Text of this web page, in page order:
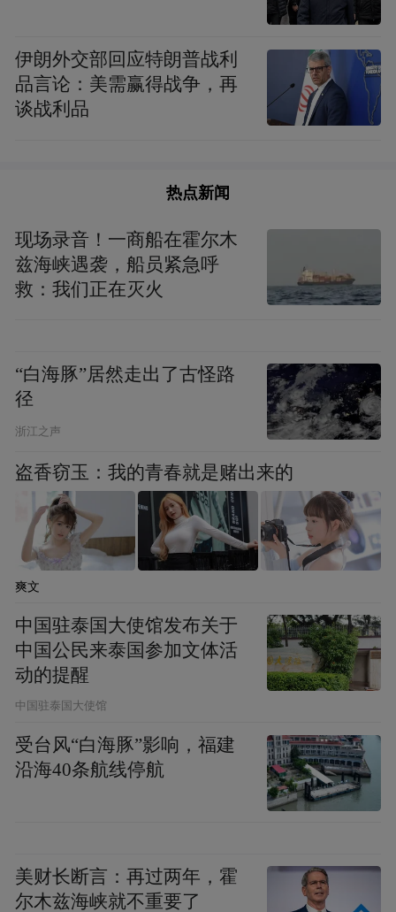
惠生种苗基地的标准化钓池边，一场激情四
溢的“银龄钓技淬炼营”正如火如荼地进行
悉心指导下，从抛竿的角度到提竿的力度，
反复琢磨，力求精益求精。一位钓手感慨万
千：“以前钓鱼全靠感觉，如今才明白，这原
来是一门真正的‘技术活’，风向、水温、鱼群
实操现场，钓竿如林，浮漂似星，老钓手们
时而屏息凝神，时而轻抖手腕，水面泛起的
幅动人的画面。当第一条鲫鱼跃出水面时，
四周响起了热烈的喝彩声。这场集训不仅锤
炼了钓技，更让银发族在竞技中重燃了青春
的激情。正如一位钓手所言：“钓鱼是一场修
行，修的是耐心，炼的是心态，交的是朋
友。”
伊朗外交部回应特朗普战利
品言论：美需赢得战争，再
谈战利品
热点新闻
现场录音！一商船在霍尔木
兹海峡遇袭，船员紧急呼
救：我们正在灭火
“白海豚”居然走出了古怪路
径
浙江之声
盗香窃玉：我的青春就是赌出来的
爽文
中国驻泰国大使馆发布关于
中国公民来泰国参加文体活
动的提醒
中国驻泰国大使馆
受台风“白海豚”影响，福建
沿海40条航线停航
美财长断言：再过两年，霍
尔木兹海峡就不重要了